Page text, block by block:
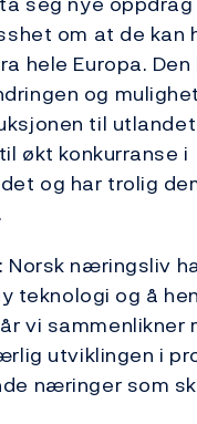
om at de kan
hele Europa. Den
og
til
økt konkurranse i
og har trolig
Norsk næringsliv
teknologi og å
vi sammenlikner
utviklingen i
næringer som